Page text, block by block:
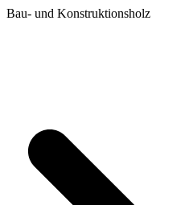
Bau- und Konstruktionsholz